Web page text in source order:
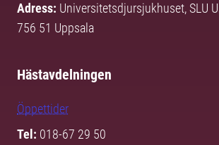
Adress: Universitetsdjursjukhuset, SLU
756 51 Uppsala
Hästavdelningen
Öppettider
Tel: 018-67 29 50